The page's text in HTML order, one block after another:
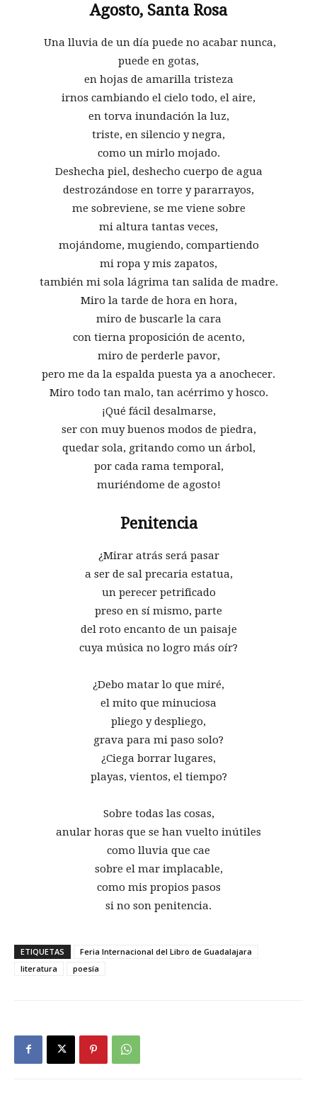
Agosto, Santa Rosa
Una lluvia de un día puede no acabar nunca,
puede en gotas,
en hojas de amarilla tristeza
irnos cambiando el cielo todo, el aire,
en torva inundación la luz,
triste, en silencio y negra,
como un mirlo mojado.
Deshecha piel, deshecho cuerpo de agua
destrozándose en torre y pararrayos,
me sobreviene, se me viene sobre
mi altura tantas veces,
mojándome, mugiendo, compartiendo
mi ropa y mis zapatos,
también mi sola lágrima tan salida de madre.
Miro la tarde de hora en hora,
miro de buscarle la cara
con tierna proposición de acento,
miro de perderle pavor,
pero me da la espalda puesta ya a anochecer.
Miro todo tan malo, tan acérrimo y hosco.
¡Qué fácil desalmarse,
ser con muy buenos modos de piedra,
quedar sola, gritando como un árbol,
por cada rama temporal,
muriéndome de agosto!
Penitencia
¿Mirar atrás será pasar
a ser de sal precaria estatua,
un perecer petrificado
preso en sí mismo, parte
del roto encanto de un paisaje
cuya música no logro más oír?
¿Debo matar lo que miré,
el mito que minuciosa
pliego y despliego,
grava para mi paso solo?
¿Ciega borrar lugares,
playas, vientos, el tiempo?
Sobre todas las cosas,
anular horas que se han vuelto inútiles
como lluvia que cae
sobre el mar implacable,
como mis propios pasos
si no son penitencia.
ETIQUETAS
Feria Internacional del Libro de Guadalajara
literatura
poesía